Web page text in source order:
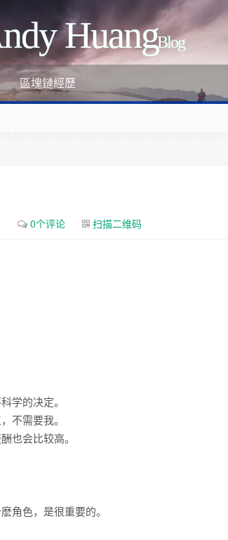
HuangBlog
區塊鏈經歷
6/
5/
4/
3/
2/
1/
0个评论 扫描二维码
学的决定。
不需要我。
也会比较高。
角色，是很重要的。